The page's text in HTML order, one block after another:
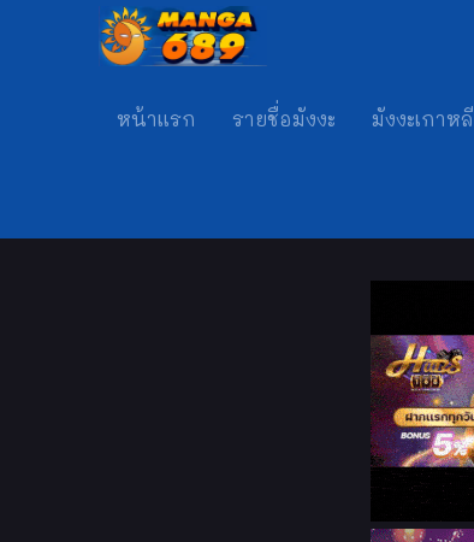
หน้าแรก รายชื่อมังงะ มังงะเกาหลี